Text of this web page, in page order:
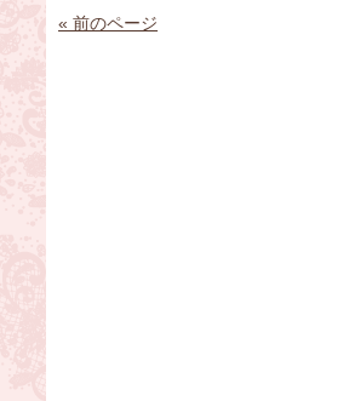
« 前のページ